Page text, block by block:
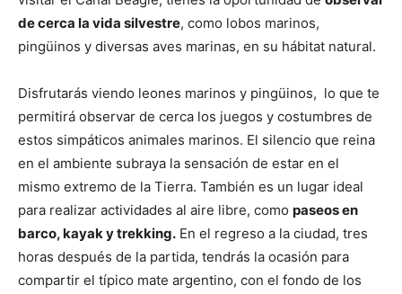
de cerca la vida silvestre, como lobos marinos,
pingüinos y diversas aves marinas, en su hábitat natural.
Disfrutarás viendo leones marinos y pingüinos, lo que te
permitirá observar de cerca los juegos y costumbres de
estos simpáticos animales marinos. El silencio que reina
en el ambiente subraya la sensación de estar en el
mismo extremo de la Tierra. También es un lugar ideal
para realizar actividades al aire libre, como paseos en
barco, kayak y trekking. En el regreso a la ciudad, tres
horas después de la partida, tendrás la ocasión para
compartir el típico mate argentino, con el fondo de los